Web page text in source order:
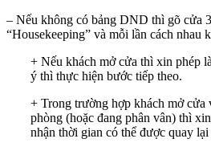
– Nếu không có bảng DND thì gõ cửa
“Housekeeping” và mỗi lần cách nhau
+ Nếu khách mở cửa thì xin phép
ý thì thực hiện bước tiếp theo.
+ Trong trường hợp khách mở cửa
phòng (hoặc đang phân vân) thì
nhận thời gian có thể được quay